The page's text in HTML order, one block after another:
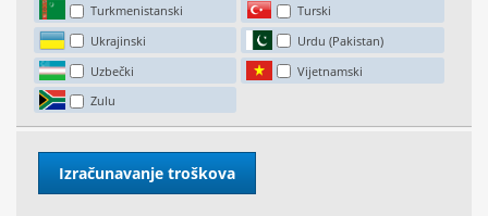
Turkmenistanski
Turski
Ukrajinski
Urdu (Pakistan)
Uzbečki
Vijetnamski
Zulu